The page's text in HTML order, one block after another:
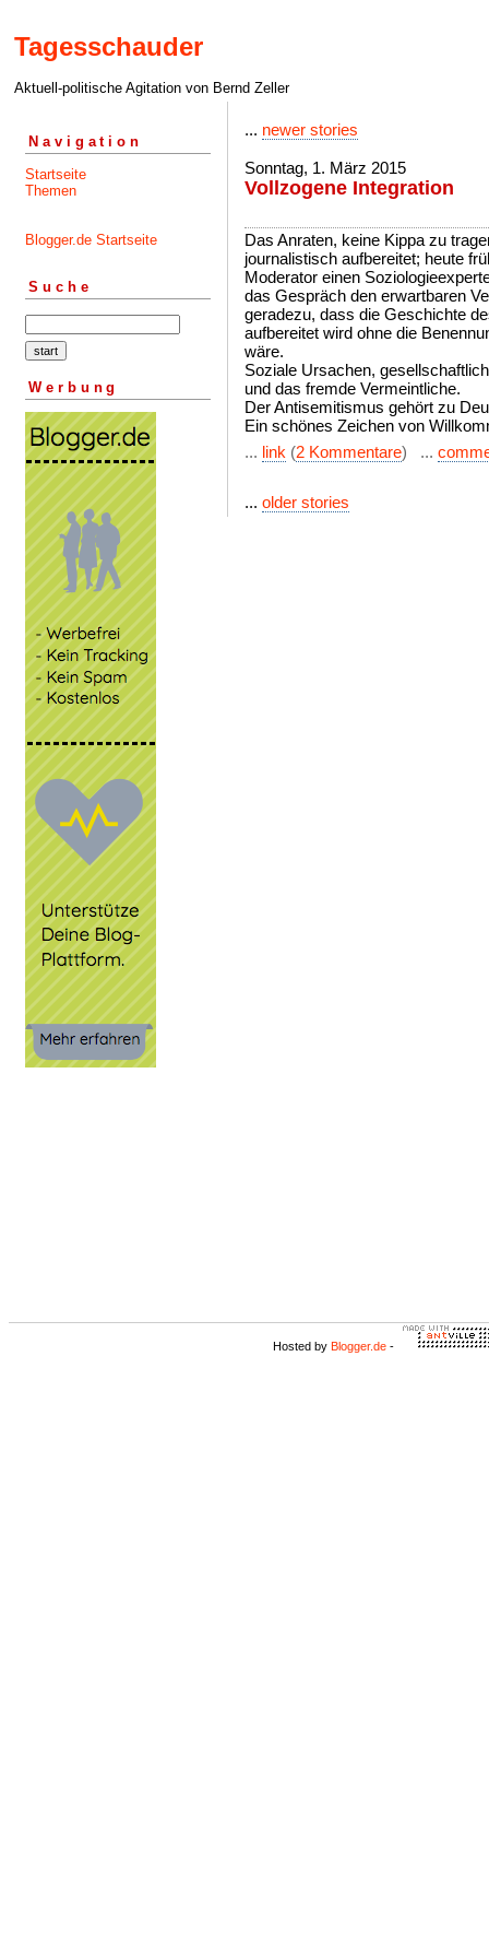
Tagesschauder
Aktuell-politische Agitation von Bernd Zeller
Navigation
Startseite
Themen
Blogger.de Startseite
Suche
Werbung
... newer stories
Sonntag, 1. März 2015
Vollzogene Integration
Das Anraten, keine Kippa zu
journalistisch aufbereitet; heute
Moderator einen
das Gespräch den erwartbaren
geradezu, dass die Geschichte
aufbereitet wird ohne die
wäre.
Soziale Ursachen,
und das fremde Vermeintliche.
Der Antisemitismus gehört zu
Ein schönes Zeichen von
... link (2 Kommentare) ...
... older stories
Hosted by Blogger.de -